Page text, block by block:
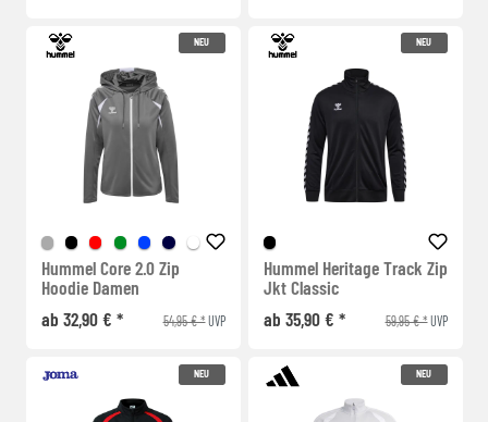
NEU
Hummel Core 2.0 Zip
Hoodie Damen
ab 32,90 € *
54,95 € *UVP
NEU
Hummel Heritage Track Zip
Jkt Classic
ab 35,90 € *
59,95 € *UVP
NEU NEU